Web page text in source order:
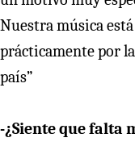
Nuestra música
prácticamente por
país”
-¿Siente que falta